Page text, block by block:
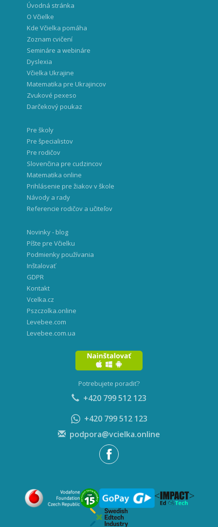
Úvodná stránka
O Včielke
Kde Včielka pomáha
Zoznam cvičení
Semináre a webináre
Dyslexia
Včielka Ukrajine
Matematika pre Ukrajincov
Zvukové pexeso
Darčekový poukaz
Pre školy
Pre špecialistov
Pre rodičov
Slovenčina pre cudzincov
Matematika online
Prihlásenie pre žiakov v škole
Návody a rady
Referencie rodičov a učiteľov
Novinky - blog
Píšte pre Včielku
Podmienky používania
Inštalovať
GDPR
Kontakt
Vcelka.cz
Pszczolka.online
Levebee.com
Levebee.com.ua
Potrebujete poradiť?
+420 799 512 123
+420 799 512 123
podpora@vcielka.online